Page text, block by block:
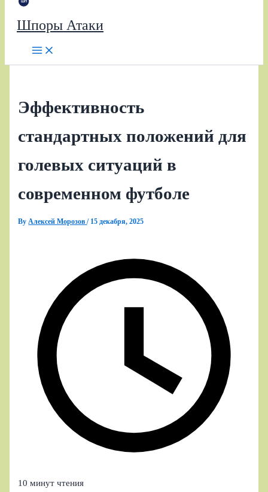
Шпоры Атаки
Эффективность
стандартных положений для
голевых ситуаций в
современном футболе
By Алексей Морозов/ 15 декабря, 2025
10 минут чтения